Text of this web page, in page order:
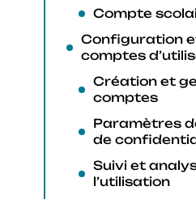
Compte
Configuration
comptes
Création et
comptes
Paramètres
de
Suivi et
l’utilisation